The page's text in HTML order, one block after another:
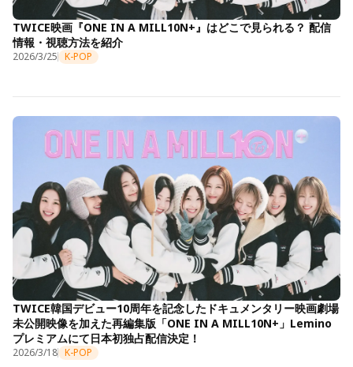
TWICE映画『ONE IN A MILL10N+』はどこで見られる？ 配信
情報・視聴方法を紹介
2026/3/25 K-POP
TWICE韓国デビュー10周年を記念したドキュメンタリー映画劇場
未公開映像を加えた再編集版「ONE IN A MILL10N+」Lemino
プレミアムにて日本初独占配信決定！
2026/3/18 K-POP